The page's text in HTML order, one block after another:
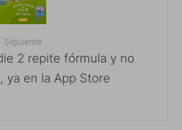
Siguiente
2 repite fórmula y no
ya en la App Store